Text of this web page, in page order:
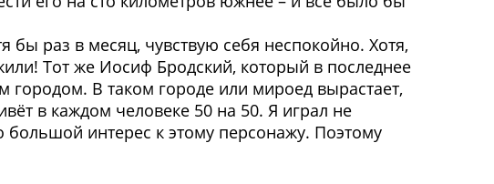
раз в месяц, чувствую себя неспокойно. Хотя,
Тот же Иосиф Бродский, который в последнее
городом. В таком городе или мироед вырастает,
в каждом человеке 50 на 50. Я играл не
интерес к этому персонажу. Поэтому